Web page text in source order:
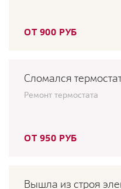
ОТ 900 РУБ
Сломался
Ремонт термостата
ОТ 950 РУБ
Вышла из строя